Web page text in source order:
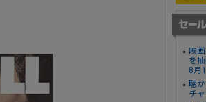
映
を
8月
聴
チ